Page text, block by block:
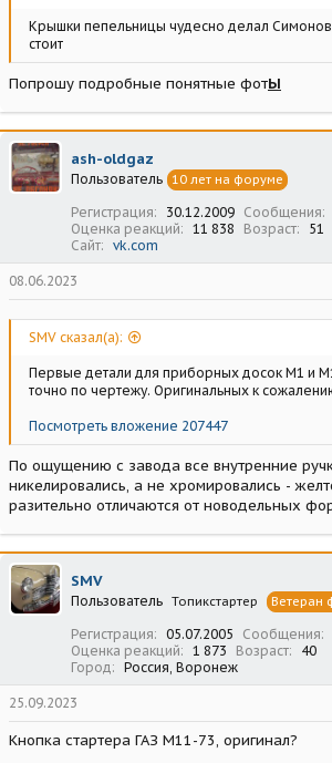
Крышки пепельницы чудесно делал
стоит
Попрошу подробные понятные фотЫ
ash-oldgaz
Пользователь 10 лет на форуме
Регистрация 30.12.2009 Сообщения
Оценка реакций
11 838 Возраст 51
Сайт
vk.com
08.06.2023
SMV сказал(а):
Первые детали для приборных досок М1 и
точно по чертежу. Оригинальных к
Посмотреть вложение 207447
По ощущению с завода все внутренние
никелировались, а не хромировались -
разительно отличаются от новодельных
SMV
Пользователь Топикстартер Ветеран
Регистрация 05.07.2005 Сообщения
Оценка реакций
1 873 Возраст
40
Город
Россия, Воронеж
25.09.2023
Кнопка стартера ГАЗ М11-73, оригинал?